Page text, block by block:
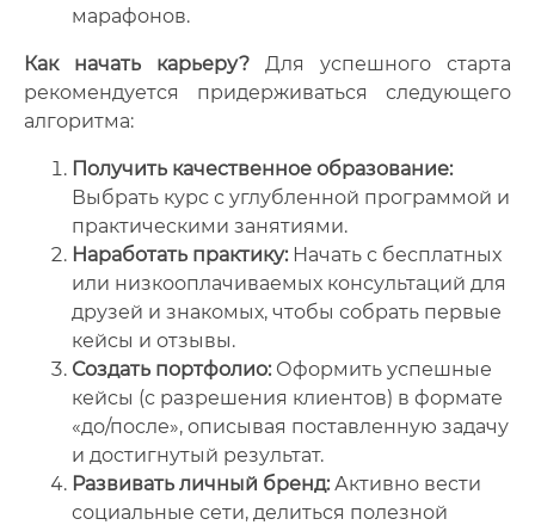
марафонов.
Как начать карьеру? Для успешного старта
рекомендуется придерживаться следующего
алгоритма:
Получить качественное образование:
Выбрать курс с углубленной программой и
практическими занятиями.
Наработать практику:Начать с бесплатных
или низкооплачиваемых консультаций для
друзей и знакомых, чтобы собрать первые
кейсы и отзывы.
Создать портфолио:Оформить успешные
кейсы (с разрешения клиентов) в формате
«до/после», описывая поставленную задачу
и достигнутый результат.
Развивать личный бренд:Активно вести
социальные сети, делиться полезной